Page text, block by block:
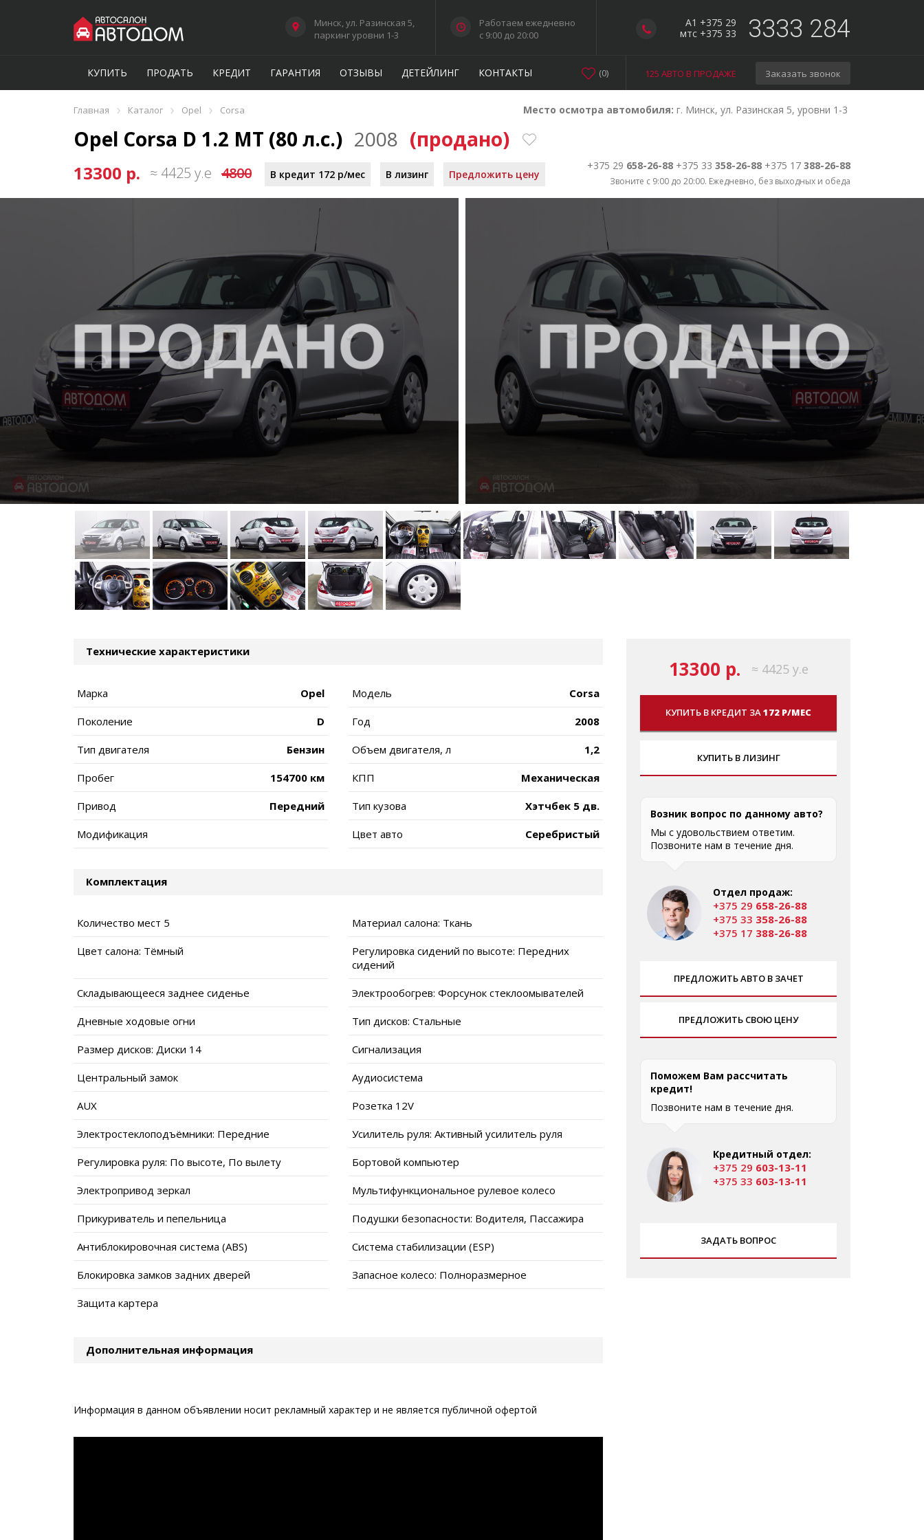
A1 +375 29
мтс +375 33
3333 284
Минск, ул. Разинская 5,
паркинг уровни 1-3
Работаем ежедневно
c 9:00 до 20:00
КУПИТЬ ПРОДАТЬ КРЕДИТ ГАРАНТИЯ ОТЗЫВЫ ДЕТЕЙЛИНГ КОНТАКТЫ 125 АВТО В ПРОДАЖЕ Заказать звонок
(0)
Главная › Каталог › Opel › Corsa Место осмотра автомобиля: г. Минск, ул. Разинская 5, уровни 1-3
Opel Corsa D 1.2 MT (80 л.с.) 2008 (продано)
13300 р. ≈ 4425 у.е 4800 В кредит 172 р/мес В лизинг Предложить цену
+375 29 658-26-88 +375 33 358-26-88 +375 17 388-26-88
Звоните с 9:00 до 20:00. Ежедневно, без выходных и обеда
Технические характеристики
Марка Opel Модель Corsa
Поколение D Год 2008
Тип двигателя Бензин Объем двигателя, л 1,2
Пробег 154700 км КПП Механическая
Привод Передний Тип кузова Хэтчбек 5 дв.
Модификация Цвет авто Серебристый
Комплектация
Количество мест 5 Материал салона: Ткань
Цвет салона: Тёмный
Регулировка сидений по высоте: Передних
сидений
Складывающееся заднее сиденье Электрообогрев: Форсунок стеклоомывателей
Дневные ходовые огни Тип дисков: Стальные
Размер дисков: Диски 14 Сигнализация
Центральный замок Аудиосистема
AUX Розетка 12V
Электростеклоподъёмники: Передние Усилитель руля: Активный усилитель руля
Регулировка руля: По высоте, По вылету Бортовой компьютер
Электропривод зеркал Мультифункциональное рулевое колесо
Прикуриватель и пепельница Подушки безопасности: Водителя, Пассажира
Антиблокировочная система (ABS) Система стабилизации (ESP)
Блокировка замков задних дверей Запасное колесо: Полноразмерное
Защита картера
Дополнительная информация
Информация в данном объявлении носит рекламный характер и не является публичной офертой
13300 р. ≈ 4425 у.е
КУПИТЬ В КРЕДИТ ЗА172 Р/МЕС
КУПИТЬ В ЛИЗИНГ
Возник вопрос по данному авто?
Мы с удовольствием ответим.
Позвоните нам в течение дня.
Отдел продаж:
+375 29 658-26-88
+375 33 358-26-88
+375 17 388-26-88
ПРЕДЛОЖИТЬ АВТО В ЗАЧЕТ
ПРЕДЛОЖИТЬ СВОЮ ЦЕНУ
Поможем Вам рассчитать
кредит!
Позвоните нам в течение дня.
Кредитный отдел:
+375 29 603-13-11
+375 33 603-13-11
ЗАДАТЬ ВОПРОС